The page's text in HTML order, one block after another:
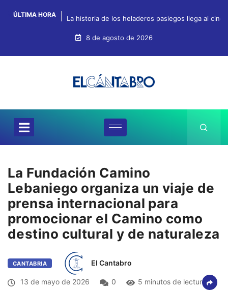
ÚLTIMA HORA La historia de los heladeros pasiegos llega al
8 de agosto de 2026
La Fundación Camino
Lebaniego organiza un viaje de
prensa internacional para
promocionar el Camino como
destino cultural y de naturaleza
CANTABRIA El Cantabro
13 de mayo de 2026 0 5 minutos de lectura